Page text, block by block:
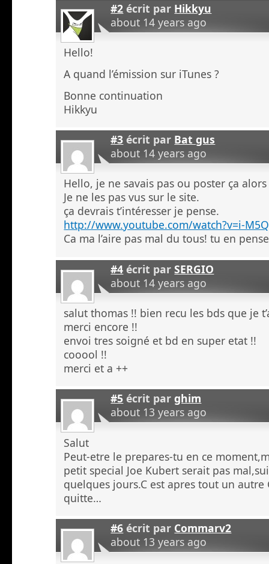
#2 écrit par Hikkyu
about 14 years ago
Hello!
A quand l’émission sur iTunes ?
Bonne continuation
Hikkyu
#3 écrit par Bat gus
about 14 years ago
Hello, je ne savais pas ou poster ça
Je ne les pas vus sur le site.
ça devrais t’intéresser je pense.
http://www.youtube.com/watch?v=i-
Ca ma l’aire pas mal du tous! tu en
#4 écrit parSERGIO
about 14 years ago
salut thomas !! bien recu les bds que je
merci encore !!
envoi tres soigné et bd en super etat !!
cooool !!
merci et a ++
#5 écrit parghim
about 13 years ago
Salut
Peut-etre le prepares-tu en ce
petit special Joe Kubert serait pas
quelques jours.C est apres tout un autre
quitte…
#6 écrit par Commarv2
about 13 years ago